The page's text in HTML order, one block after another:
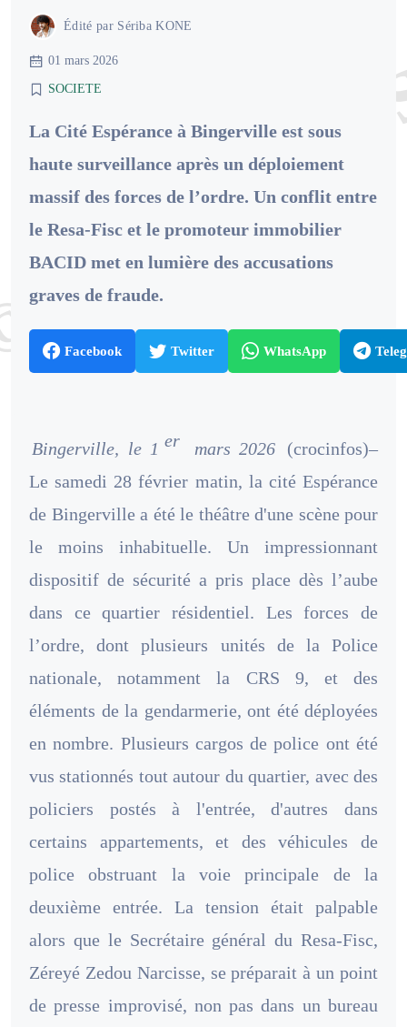
Édité par Sériba KONE
01 mars 2026
SOCIETE
La Cité Espérance à Bingerville est sous
haute surveillance après un déploiement
massif des forces de l’ordre. Un conflit entre
le Resa-Fisc et le promoteur immobilier
BACID met en lumière des accusations
graves de fraude.
Facebook Twitter WhatsApp
Bingerville, le 1 er mars 2026
(crocinfos)–
Le samedi 28 février matin, la cité Espérance
de Bingerville a été le théâtre d'une scène pour
le moins inhabituelle. Un impressionnant
dispositif de sécurité a pris place dès l’aube
dans ce quartier résidentiel. Les forces de
l’ordre, dont plusieurs unités de la Police
nationale, notamment la CRS 9, et des
éléments de la gendarmerie, ont été déployées
en nombre. Plusieurs cargos de police ont été
vus stationnés tout autour du quartier, avec des
policiers postés à l'entrée, d'autres dans
certains appartements, et des véhicules de
police obstruant la voie principale de la
deuxième entrée. La tension était palpable
alors que le Secrétaire général du Resa-Fisc,
Zéreyé Zedou Narcisse, se préparait à un point
de presse improvisé, non pas dans un bureau